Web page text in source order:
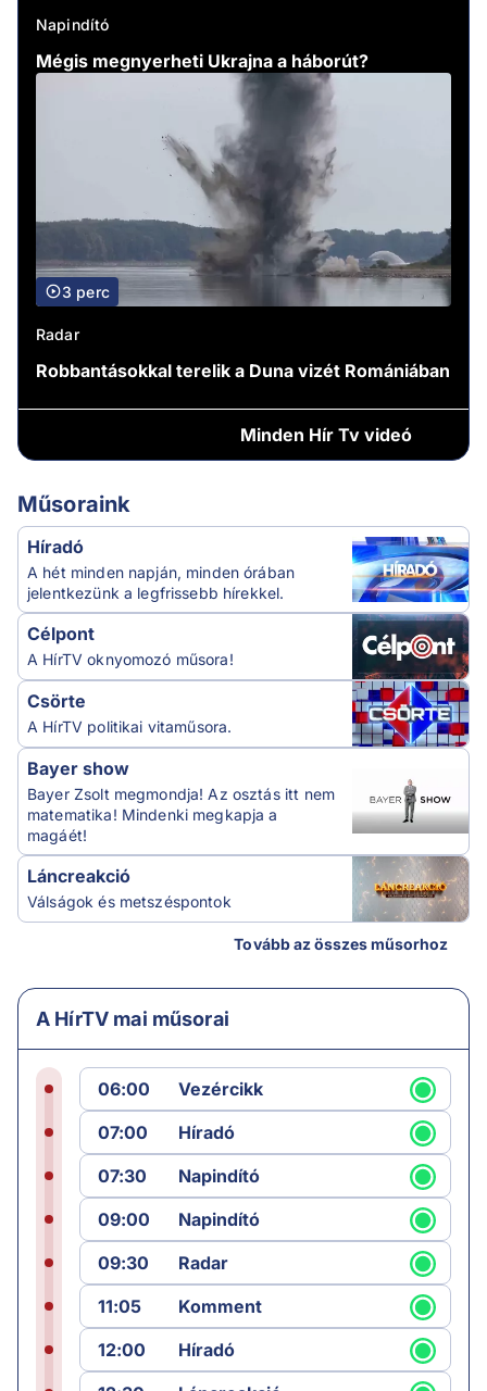
Napindító
Mégis megnyerheti Ukrajna a háborút?
3 perc
Radar
Robbantásokkal terelik a Duna vizét Romániában
Minden Hír Tv videó
Műsoraink
Híradó
A hét minden napján, minden órában
jelentkezünk a legfrissebb hírekkel.
Célpont
A HírTV oknyomozó műsora!
Csörte
A HírTV politikai vitaműsora.
Bayer show
Bayer Zsolt megmondja! Az osztás itt nem
matematika! Mindenki megkapja a
magáét!
Láncreakció
Válságok és metszéspontok
Tovább az összes műsorhoz
A HírTV mai műsorai
06:00
Vezércikk
07:00
Híradó
07:30
Napindító
09:00
Napindító
09:30
Radar
11:05
Komment
12:00
Híradó